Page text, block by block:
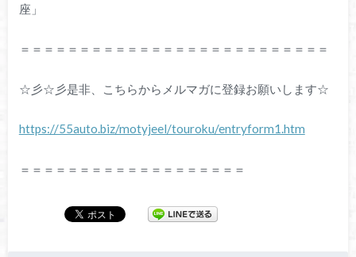
座」
＝＝＝＝＝＝＝＝＝＝＝＝＝＝＝＝＝＝＝＝＝＝＝＝＝＝
☆彡☆彡是非、こちらからメルマガに登録お願いします☆
https://55auto.biz/motyjeel/touroku/entryform1.htm
＝＝＝＝＝＝＝＝＝＝＝＝＝＝＝＝＝＝＝